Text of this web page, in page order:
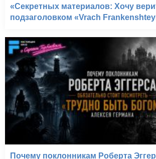
«Секретных материалов: Хочу
подзаголовком «Vrach
Почему поклонникам Роберта